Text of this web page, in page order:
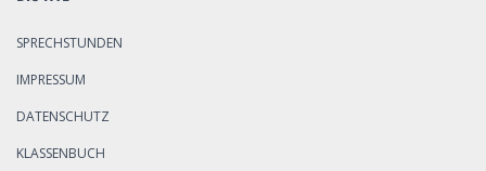
SPRECHSTUNDEN
IMPRESSUM
DATENSCHUTZ
KLASSENBUCH